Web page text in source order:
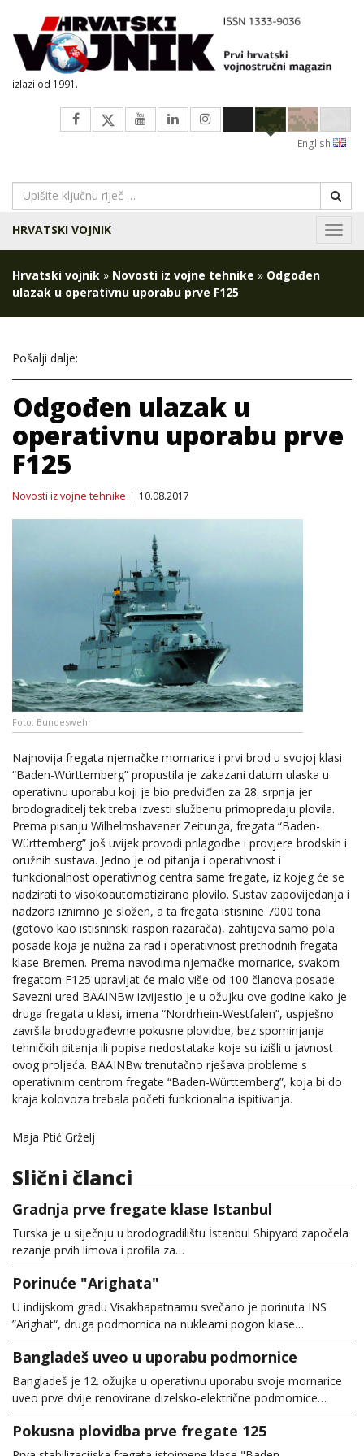
izlazi od 1991.
English
HRVATSKI VOJNIK
Hrvatski vojnik » Novosti iz vojne tehnike » Odgođen
ulazak u operativnu uporabu prve F125
Pošalji dalje:
Odgođen ulazak u
operativnu uporabu prve
F125
Novosti iz vojne tehnike 10.08.2017
Foto: Bundeswehr
Najnovija fregata njemačke mornarice i prvi brod u svojoj klasi
“Baden-Württemberg” propustila je zakazani datum ulaska u
operativnu uporabu koji je bio predviđen za 28. srpnja jer
brodograditelj tek treba izvesti službenu primopredaju plovila.
Prema pisanju Wilhelmshavener Zeitunga, fregata “Baden-
Württemberg” još uvijek provodi prilagodbe i provjere brodskih i
oružnih sustava. Jedno je od pitanja i operativnost i
funkcionalnost operativnog centra same fregate, iz kojeg će se
nadzirati to visokoautomatizirano plovilo. Sustav zapovijedanja i
nadzora iznimno je složen, a ta fregata istisnine 7000 tona
(gotovo kao istisninski raspon razarača), zahtijeva samo pola
posade koja je nužna za rad i operativnost prethodnih fregata
klase Bremen. Prema navodima njemačke mornarice, svakom
fregatom F125 upravljat će malo više od 100 članova posade.
Savezni ured BAAINBw izvijestio je u ožujku ove godine kako je
druga fregata u klasi, imena “Nordrhein-Westfalen”, uspješno
završila brodograđevne pokusne plovidbe, bez spominjanja
tehničkih pitanja ili popisa nedostataka koje su izišli u javnost
ovog proljeća. BAAINBw trenutačno rješava probleme s
operativnim centrom fregate “Baden-Württemberg”, koja bi do
kraja kolovoza trebala početi funkcionalna ispitivanja.
Maja Ptić Grželj
Slični članci
Gradnja prve fregate klase Istanbul
Turska je u siječnju u brodogradilištu İstanbul Shipyard započela
rezanje prvih limova i profila za…
Porinuće "Arighata"
U indijskom gradu Visakhapatnamu svečano je porinuta INS
”Arighat“, druga podmornica na nuklearni pogon klase…
Bangladeš uveo u uporabu podmornice
Bangladeš je 12. ožujka u operativnu uporabu svoje mornarice
uveo prve dvije renovirane dizelsko-električne podmornice…
Pokusna plovidba prve fregate 125